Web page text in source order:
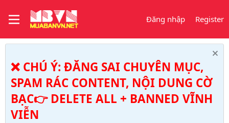
Đăng nhập Register
❌ CHÚ Ý: ĐĂNG SAI CHUYÊN MỤC,
SPAM RÁC CONTENT, NỘI DUNG CỜ
BẠC👉 DELETE ALL + BANNED VĨNH
VIỄN